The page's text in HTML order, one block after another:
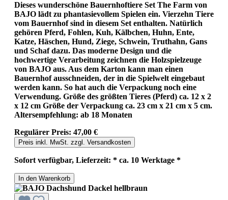
Dieses wunderschöne Bauernhoftiere Set The Farm von
BAJO lädt zu phantasievollem Spielen ein. Vierzehn Tiere
vom Bauernhof sind in diesem Set enthalten. Natürlich
gehören Pferd, Fohlen, Kuh, Kälbchen, Huhn, Ente,
Katze, Häschen, Hund, Ziege, Schwein, Truthahn, Gans
und Schaf dazu. Das moderne Design und die
hochwertige Verarbeitung zeichnen die Holzspielzeuge
von BAJO aus. Aus dem Karton kann man einen
Bauernhof ausschneiden, der in die Spielwelt eingebaut
werden kann. So hat auch die Verpackung noch eine
Verwendung. Größe des größten Tieres (Pferd) ca. 12 x 2
x 12 cm Größe der Verpackung ca. 23 cm x 21 cm x 5 cm.
Altersempfehlung: ab 18 Monaten
Regulärer Preis: 47,00 €
Preis inkl. MwSt. zzgl. Versandkosten
Sofort verfügbar, Lieferzeit: * ca. 10 Werktage *
In den Warenkorb